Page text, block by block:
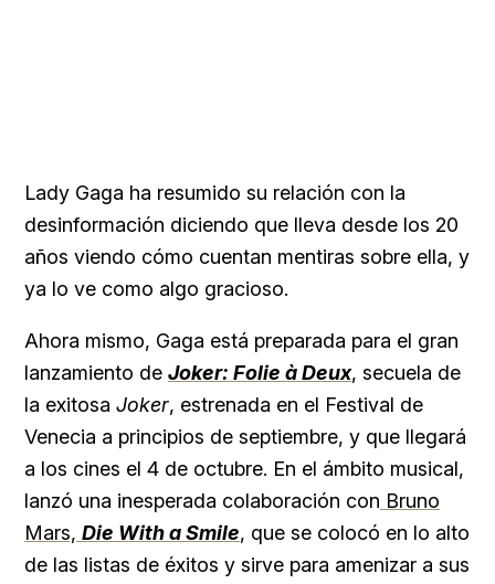
Lady Gaga ha resumido su relación con la
desinformación diciendo que lleva desde los 20
años viendo cómo cuentan mentiras sobre ella, y
ya lo ve como algo gracioso.
Ahora mismo, Gaga está preparada para el gran
lanzamiento de Joker: Folie à Deux, secuela de
la exitosa Joker, estrenada en el Festival de
Venecia a principios de septiembre, y que llegará
a los cines el 4 de octubre. En el ámbito musical,
lanzó una inesperada colaboración con Bruno
Mars, Die With a Smile, que se colocó en lo alto
de las listas de éxitos y sirve para amenizar a sus